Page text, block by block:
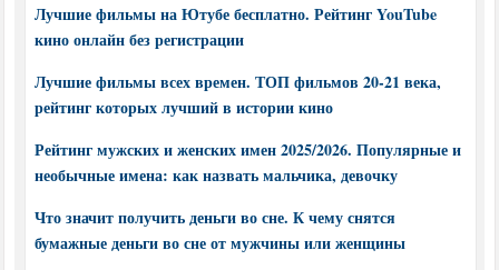
Лучшие фильмы на Ютубе бесплатно. Рейтинг YouTube
кино онлайн без регистрации
Лучшие фильмы всех времен. ТОП фильмов 20-21 века,
рейтинг которых лучший в истории кино
Рейтинг мужских и женских имен 2025/2026. Популярные и
необычные имена: как назвать мальчика, девочку
Что значит получить деньги во сне. К чему снятся
бумажные деньги во сне от мужчины или женщины